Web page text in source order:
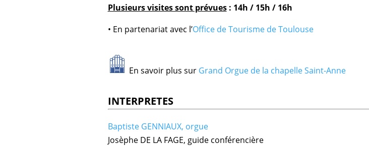
Plusieurs visites sont prévues: 14h / 15h / 16h
• En partenariat avec l’Office de Tourisme de Toulouse
En savoir plus sur Grand Orgue de la chapelle Saint-Anne
INTERPRETES
Baptiste GENNIAUX, orgue
Josèphe DE LA FAGE, guide conférencière